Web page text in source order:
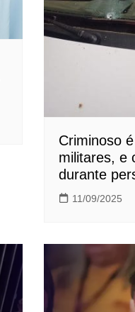
Criminoso
militares, e
durante
11/09/2025